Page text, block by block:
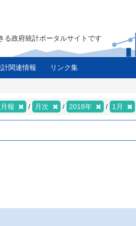
る政府統計ポータルサイトです
計関連情報 リンク集
報 月次 2018年 1月